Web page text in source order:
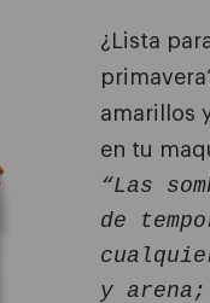
¿Lista
amarillos
en tu
“Las
de
y